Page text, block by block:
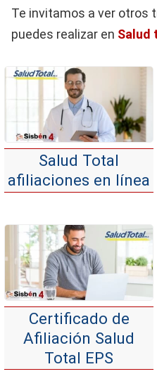
Te invitamos a ver otros
puedes realizar en Salud
Salud Total
afiliaciones en línea
Certificado de
Afiliación Salud
Total EPS